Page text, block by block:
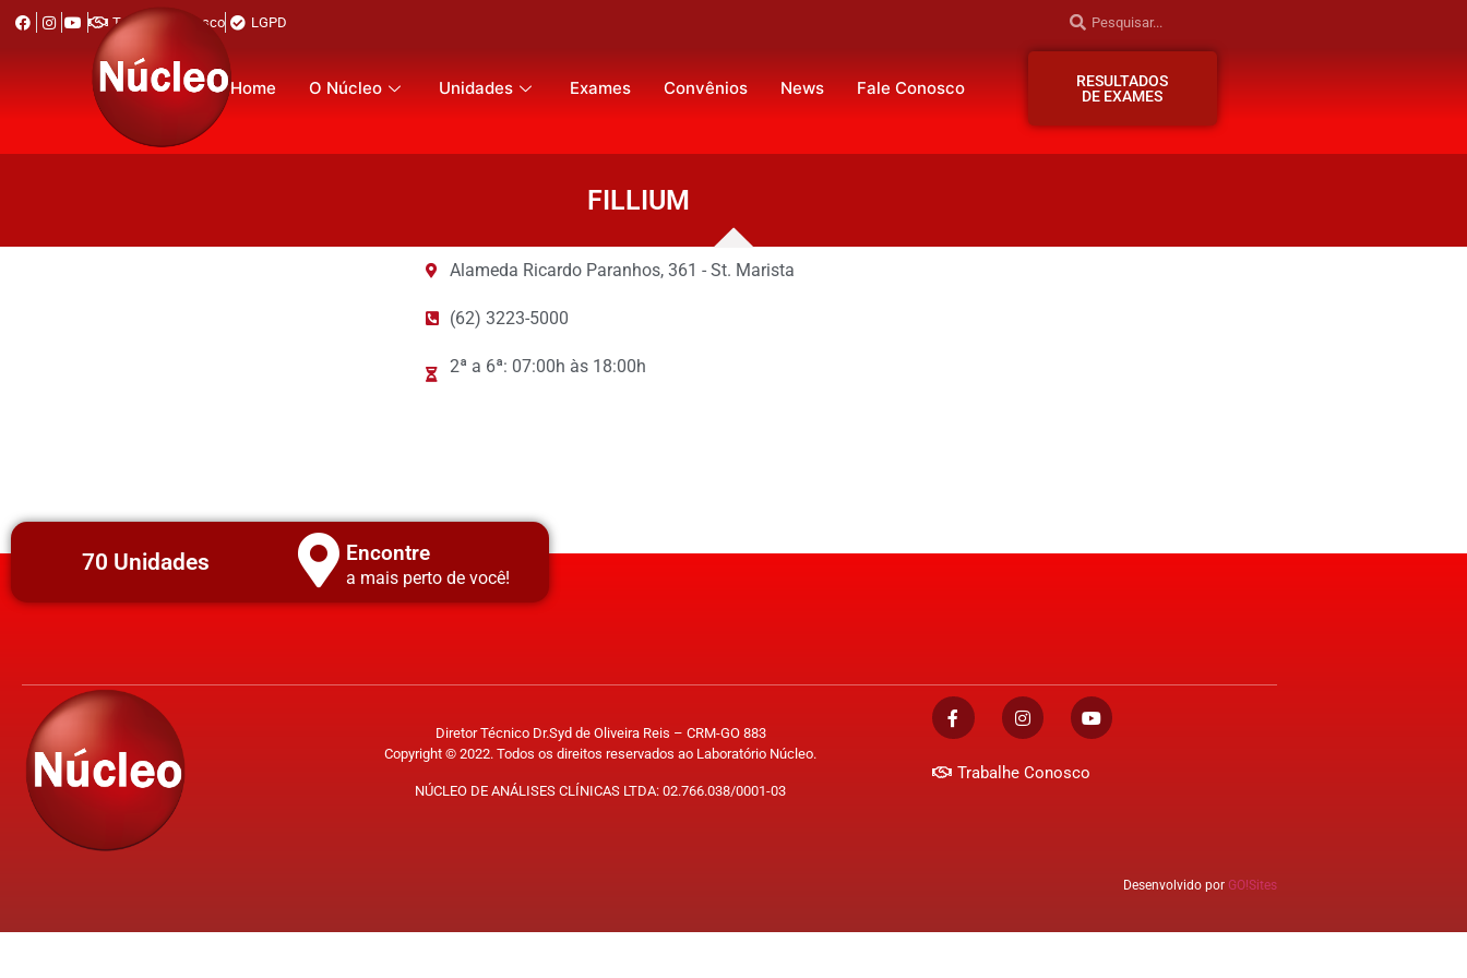
Trabalhe Conosco LGPD
Home O Núcleo Unidades Exames Convênios News Fale Conosco
RESULTADOS
DE EXAMES
FILLIUM
Alameda Ricardo Paranhos, 361 - St. Marista
(62) 3223-5000
2ª a 6ª: 07:00h às 18:00h
70 Unidades Encontre
a mais perto de você!
Diretor Técnico Dr.Syd de Oliveira Reis – CRM-GO 883
Copyright © 2022. Todos os direitos reservados ao Laboratório Núcleo.
NÚCLEO DE ANÁLISES CLÍNICAS LTDA: 02.766.038/0001-03
Trabalhe Conosco
Desenvolvido por GO!Sites